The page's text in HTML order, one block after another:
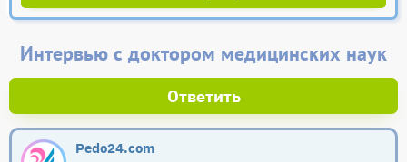
Интервью с доктором медицинских наук
Ответить
Pedo24.com